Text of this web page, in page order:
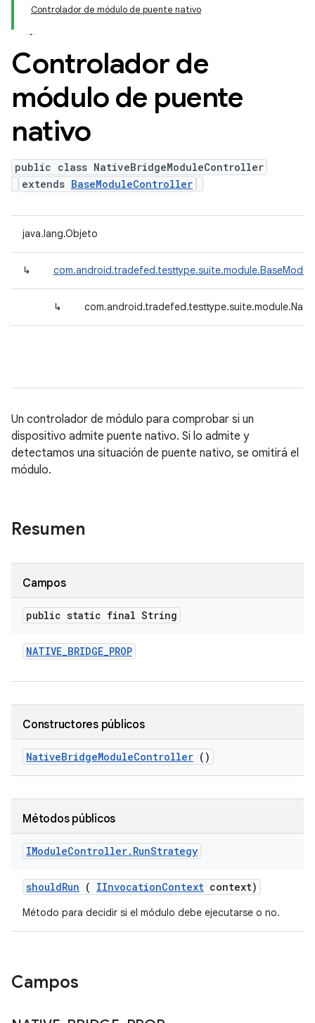
Controlador de módulo de puente nativo
Controlador de
módulo de puente
nativo
public class NativeBridgeModuleController
extends BaseModuleController
java.lang.Objeto
↳
↳
Un controlador de módulo para comprobar si un
dispositivo admite puente nativo. Si lo admite y
detectamos una situación de puente nativo, se omitirá el
módulo.
Resumen
Campos
public static final String
NATIVE_BRIDGE_PROP
Constructores públicos
NativeBridgeModuleController ()
Métodos públicos
IModuleController. RunStrategy
shouldRun ( IInvocationContext context)
Método para decidir si el módulo debe ejecutarse o no.
Campos